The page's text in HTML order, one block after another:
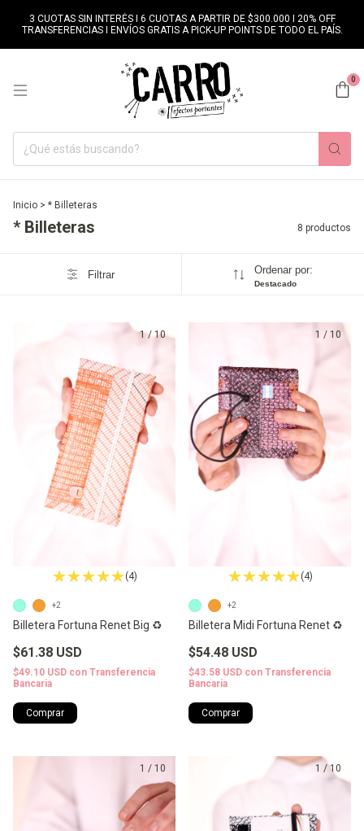
3 CUOTAS SIN INTERÉS I 6 CUOTAS A PARTIR DE $300.000 I 20% OFF
TRANSFERENCIAS I ENVÍOS GRATIS A PICK-UP POINTS DE TODO EL PAÍS.
0
Inicio > * Billeteras
* Billeteras 8 productos
Filtrar Ordenar por:
Destacado
1/10
(4)
Billetera Fortuna Renet Big ♻️
$61.38 USD
$49.10 USD con Transferencia
Bancaria
+2
Comprar
1 / 10
(4)
Billetera Midi Fortuna Renet ♻️
$54.48 USD
$43.58 USD con Transferencia
Bancaria
+2
Comprar
1 / 10 1 /10